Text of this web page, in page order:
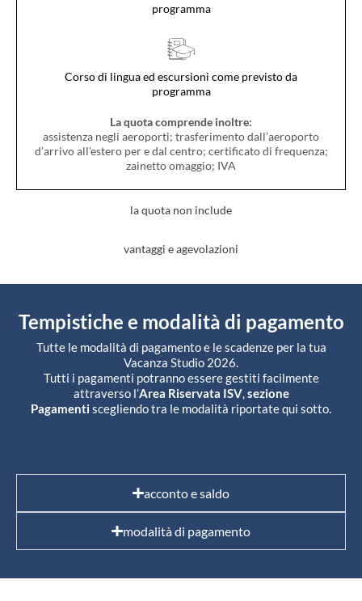
la quota non include
vantaggi e agevolazioni
programma
Corso di lingua ed escursioni come previsto da
programma
La quota comprende inoltre:
assistenza negli aeroporti; trasferimento dall’aeroporto
d’arrivo all’estero per e dal centro; certificato di frequenza;
zainetto omaggio; IVA
acconto e saldo
modalità di pagamento
Tempistiche e modalità di pagamento
Tutte le modalità di pagamento e le scadenze per la tua
Vacanza Studio 2026.
Tutti i pagamenti potranno essere gestiti facilmente
attraverso l’Area Riservata ISV,sezione
Pagamenti scegliendo tra le modalità riportate qui sotto.